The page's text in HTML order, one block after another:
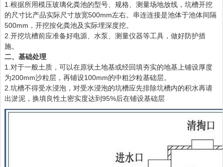
1.根据所用模压玻璃化粪池的型号、规格、测量场地放线，坑槽开挖
的尺寸比产品实际尺寸放宽500mm左右。串连连接是池体于池体间隔
500mm，开挖按化粪池及实际埋深度挖。
2.开挖坑槽前应准备好电源、水泵、测量仪器等工具，做好防护措
施。
二、基础处理
1.对于一般土质，可以在原状土地基或经回填夯实的地基上铺设厚度
为200mm沙粒层，再铺设100mm的中粗沙粒基础层。
2.坑槽不得受水浸泡，对受水浸泡的坑槽应先排除坑槽内的积水再请
出淤泥，换填良性土密实度达到95%后在铺设基础层